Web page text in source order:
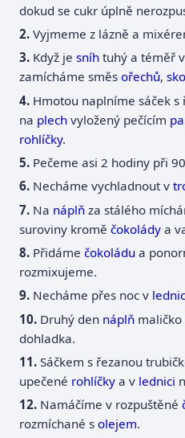
dokud se cukr úplně
Vyjmeme z lázně a
Když jesníh tuhý a téměř
zamícháme směsořechů,
Hmotou naplníme sáček
na plech vyložený pečícím
rohlíčky.
Pečeme asi 2 hodiny při
Necháme vychladnout v
Na náplň za stálého
suroviny kroměčokolády a
Přidámečokoládu a
rozmixujeme.
Necháme přes noc v
Druhý den náplň
dohladka.
Sáčkem s řezanou
upečené rohlíčky a v lednici
Namáčíme v rozpuštěné
rozmíchané solejem.